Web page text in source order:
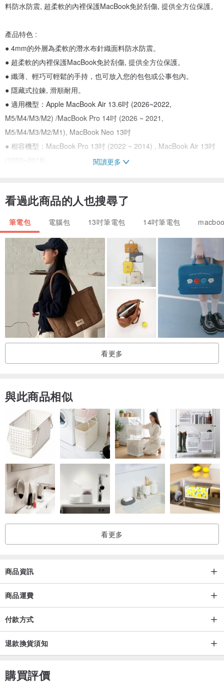
料防水防震, 超柔軟的內裡保護MacBook免於刮傷, 提供全方位保護。
產品特色 :
● 4mm的外層為柔軟的潛水布針織面料防水防震。
● 超柔軟的內裡保護MacBook免於刮傷, 提供全方位保護。
● 纖薄、輕巧可輕鬆的手持，也可放入您的包包或公事包內。
● 隱藏式拉鍊, 滑順耐用。
● 適用機型：Apple MacBook Air 13.6吋 (2026~2022,
M5/M4/M3/M2) /MacBook Pro 14吋 (2026 ~ 2021,
M5/M4/M3/M2/M1), MacBook Neo 13吋
● 相容機型：MacBook Pro 13吋 (2022 ~ 2014) , MacBook Air 13吋
● 內部尺寸：31.5 x 22.2 x 1.8 cm
● 材質：Neoprene潛水布料
閱讀更多
看過此商品的人也搜尋了
筆電包 電腦包 13吋筆電包 14吋筆電包
看更多
與此商品相似
看更多
商品資訊
商品運費
付款方式
退款換貨須知
購買評價